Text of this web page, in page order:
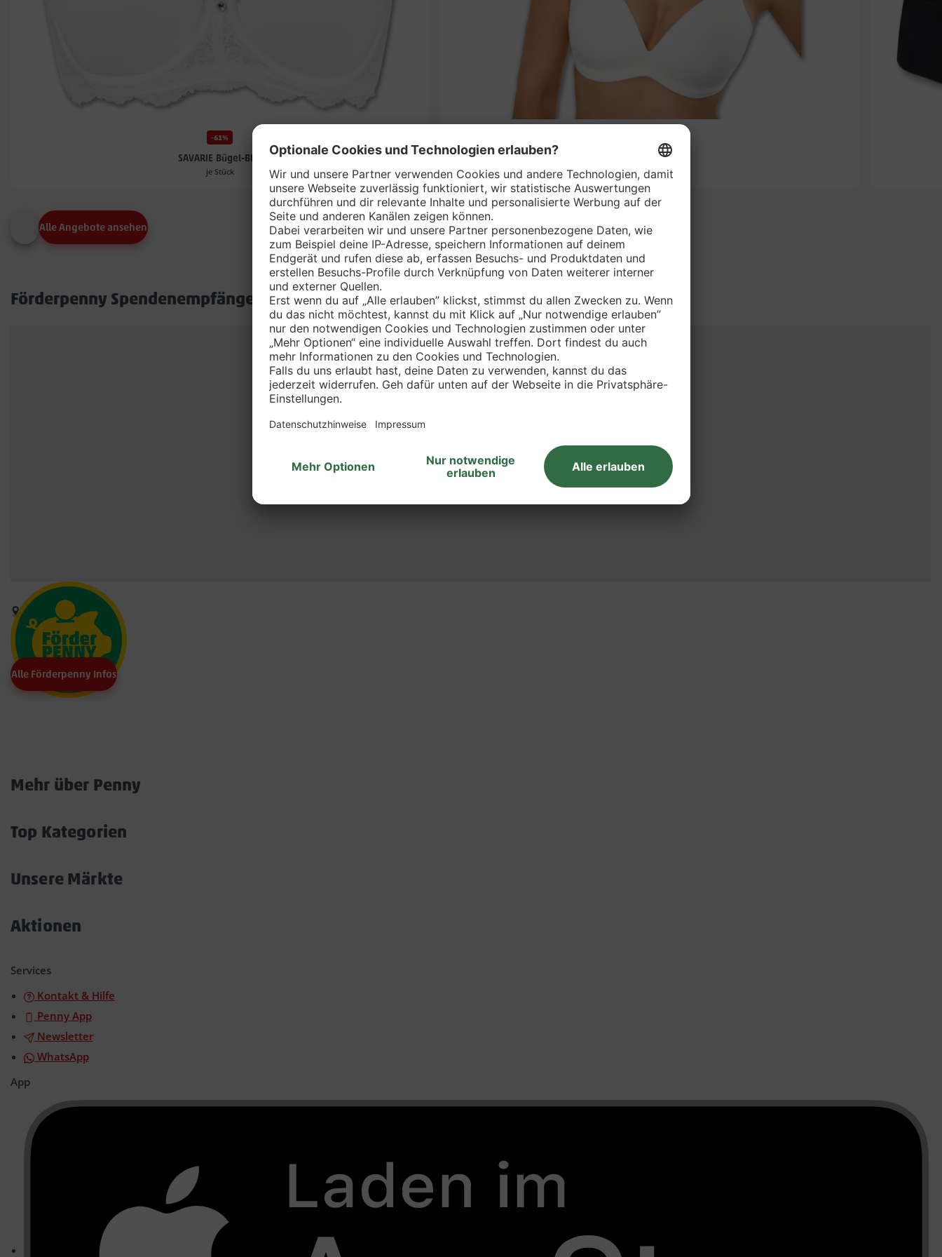
-61%
SAVARIE Bügel-BH*
je Stück
SAVARIE BH*
je Stück
Alle Angebote ansehen
Förderpenny Spendenempfänger in deinem Markt
Alle Förderpenny Infos
Mehr über Penny
Top Kategorien
Unsere Märkte
Aktionen
Services
Kontakt & Hilfe
Penny App
Newsletter
WhatsApp
App